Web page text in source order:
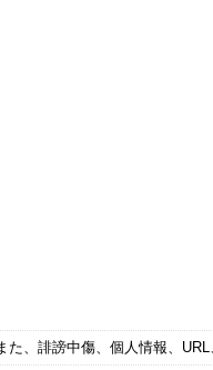
、誹謗中傷、個人情報、